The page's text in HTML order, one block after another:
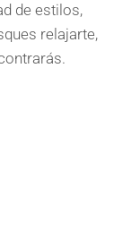
de estilos,
relajarte,